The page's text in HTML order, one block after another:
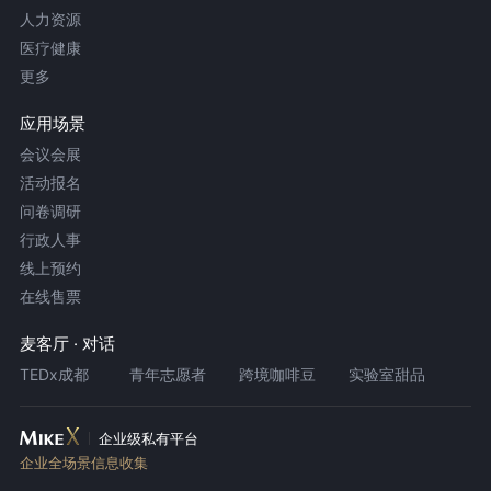
人力资源
医疗健康
更多
应用场景
会议会展
活动报名
问卷调研
行政人事
线上预约
在线售票
麦客厅 · 对话
TEDx成都 青年志愿者 跨境咖啡豆 实验室甜品
企业级私有平台
企业全场景信息收集